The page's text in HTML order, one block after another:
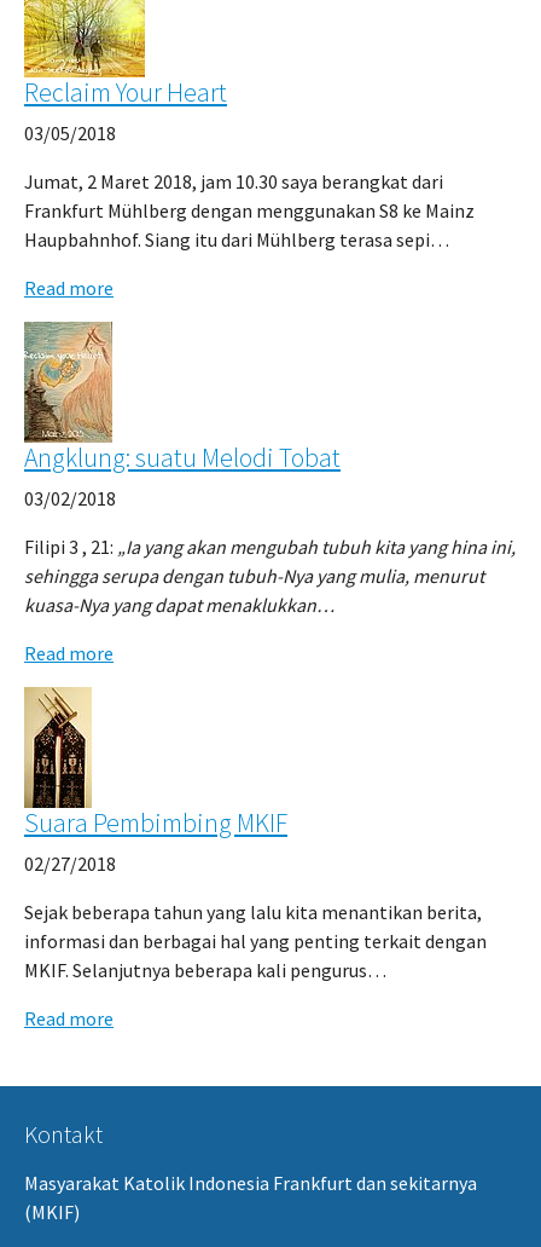
Reclaim Your Heart
03/05/2018
Jumat, 2 Maret 2018, jam 10.30 saya berangkat dari
Frankfurt Mühlberg dengan menggunakan S8 ke Mainz
Haupbahnhof. Siang itu dari Mühlberg terasa sepi…
Read more
Angklung: suatu Melodi Tobat
03/02/2018
Filipi 3 , 21: „Ia yang akan mengubah tubuh kita yang hina ini,
sehingga serupa dengan tubuh-Nya yang mulia, menurut
kuasa-Nya yang dapat menaklukkan…
Read more
Suara Pembimbing MKIF
02/27/2018
Sejak beberapa tahun yang lalu kita menantikan berita,
informasi dan berbagai hal yang penting terkait dengan
MKIF. Selanjutnya beberapa kali pengurus…
Read more
Kontakt
Masyarakat Katolik Indonesia Frankfurt dan sekitarnya
(MKIF)